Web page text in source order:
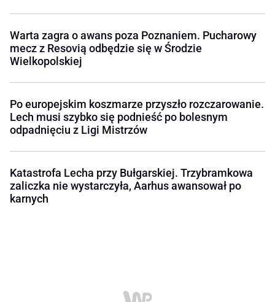
Warta zagra o awans poza Poznaniem. Pucharowy
mecz z Resovią odbędzie się w Środzie
Wielkopolskiej
Po europejskim koszmarze przyszło rozczarowanie.
Lech musi szybko się podnieść po bolesnym
odpadnięciu z Ligi Mistrzów
Katastrofa Lecha przy Bułgarskiej. Trzybramkowa
zaliczka nie wystarczyła, Aarhus awansował po
karnych